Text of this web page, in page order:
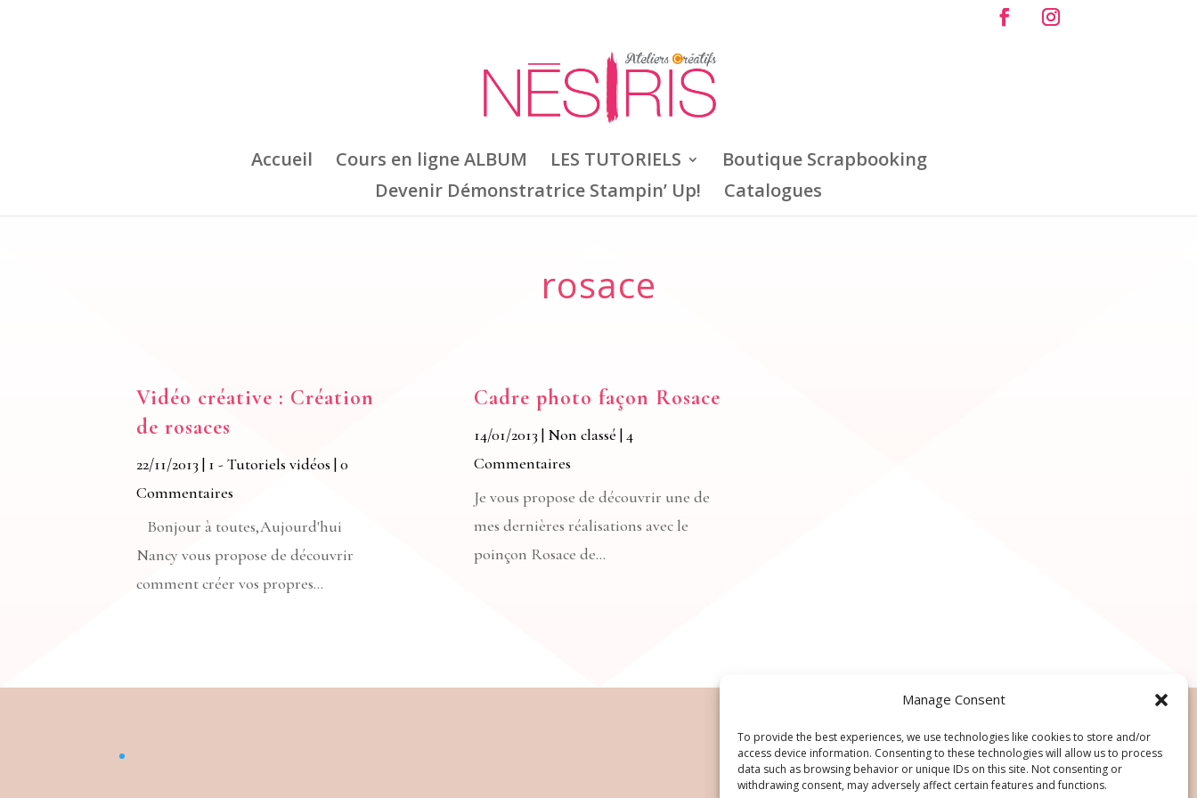
Manage Consent
To provide the best experiences, we use technologies like cookies to store and/or
access device information. Consenting to these technologies will allow us to process
data such as browsing behavior or unique IDs on this site. Not consenting or
withdrawing consent, may adversely affect certain features and functions.
Accueil Cours en ligne ALBUM LES TUTORIELS
Boutique Scrapbooking
Devenir Démonstratrice Stampin’ Up!
Catalogues
rosace
Vidéo créative : Création
de rosaces
22/11/2013 | 1 - Tutoriels vidéos | 0
Commentaires
Bonjour à toutes,Aujourd'hui
Nancy vous propose de découvrir
comment créer vos propres...
Cadre photo façon Rosace
14/01/2013 | Non classé | 4
Commentaires
Je vous propose de découvrir une de
mes dernières réalisations avec le
poinçon Rosace de...